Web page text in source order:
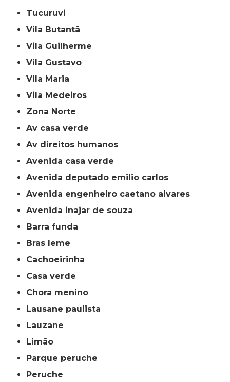
Tucuruvi
Vila Butantã
Vila Guilherme
Vila Gustavo
Vila Maria
Vila Medeiros
Zona Norte
av casa verde
av direitos humanos
avenida casa verde
avenida deputado emilio carlos
avenida engenheiro caetano alvares
avenida inajar de souza
barra funda
bras leme
cachoeirinha
casa verde
chora menino
lausane paulista
lauzane
limão
parque peruche
peruche